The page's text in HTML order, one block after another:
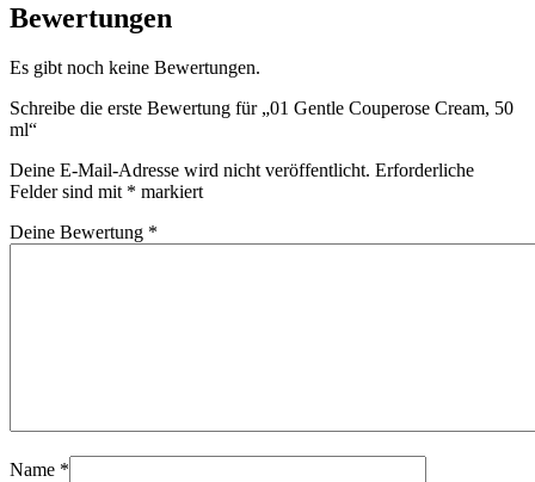
Bewertungen
Es gibt noch keine Bewertungen.
Schreibe die erste Bewertung für „01 Gentle Couperose Cream, 50
ml“
Deine E-Mail-Adresse wird nicht veröffentlicht. Erforderliche
Felder sind mit * markiert
Deine Bewertung *
Name *